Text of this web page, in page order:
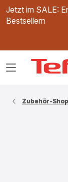
Jetzt im SALE:
Bestsellern
Das
Zubehör-Shop